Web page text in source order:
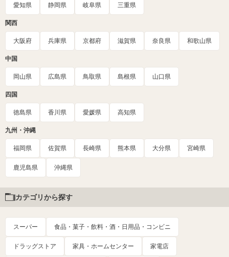
愛知県 静岡県 岐阜県 三重県
関西
大阪府 兵庫県 京都府 滋賀県 奈良県 和歌山県
中国
岡山県 広島県 鳥取県 島根県 山口県
四国
徳島県 香川県 愛媛県 高知県
九州・沖縄
福岡県 佐賀県 長崎県 熊本県 大分県 宮崎県
鹿児島県 沖縄県
カテゴリから探す
スーパー 食品・菓子・飲料・酒・日用品・コンビニ
ドラッグストア 家具・ホームセンター 家電店